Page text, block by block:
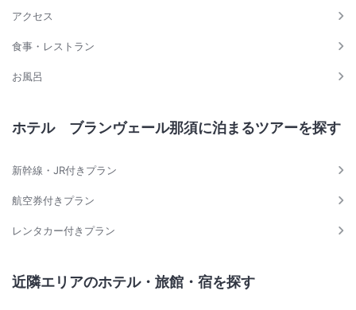
アクセス
食事・レストラン
お風呂
ホテル ブランヴェール那須に泊まるツアーを探す
新幹線・JR付きプラン
航空券付きプラン
レンタカー付きプラン
近隣エリアのホテル・旅館・宿を探す